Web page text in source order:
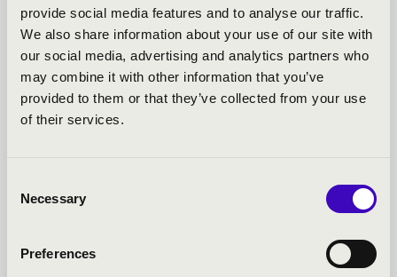
provide social media features and to analyse our traffic.
We also share information about your use of our site with
our social media, advertising and analytics partners who
may combine it with other information that you’ve
provided to them or that they’ve collected from your use
of their services.
Selection
Necessary
Preferences